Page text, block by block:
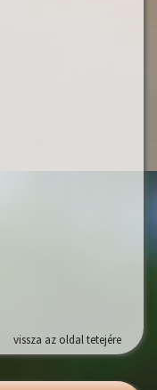
vissza az oldal tetejére